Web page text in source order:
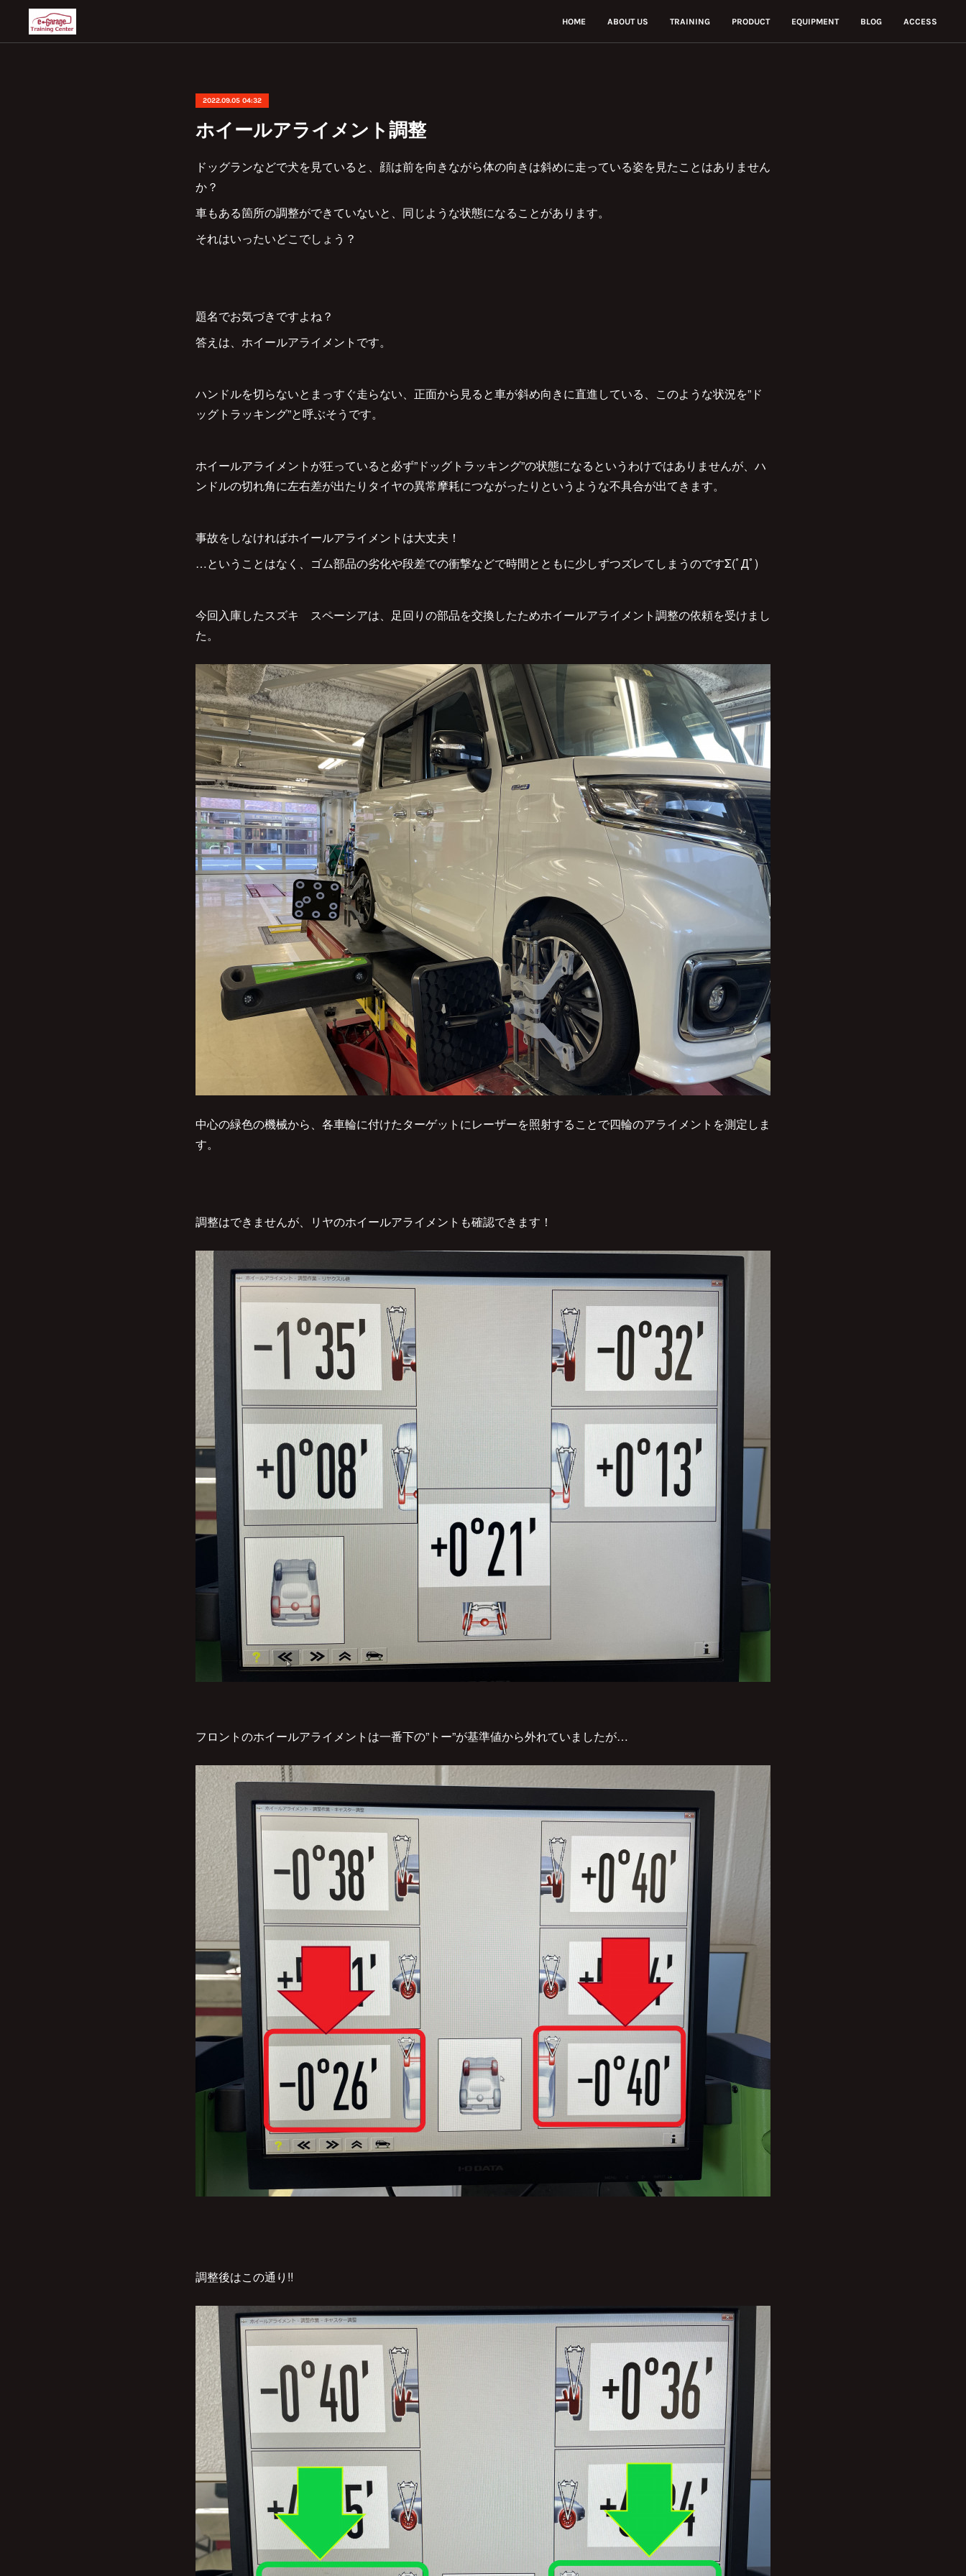
HOME ABOUT US TRAINING PRODUCT EQUIPMENT BLOG ACCESS
2022.09.05 04:32
ホイールアライメント調整
ドッグランなどで犬を見ていると、顔は前を向きながら体の向きは斜めに走っている姿を見たことはありません
か？
車もある箇所の調整ができていないと、同じような状態になることがあります。
それはいったいどこでしょう？
題名でお気づきですよね？
答えは、ホイールアライメントです。
ハンドルを切らないとまっすぐ走らない、正面から見ると車が斜め向きに直進している、このような状況を”ド
ッグトラッキング”と呼ぶそうです。
ホイールアライメントが狂っていると必ず”ドッグトラッキング”の状態になるというわけではありませんが、ハ
ンドルの切れ角に左右差が出たりタイヤの異常摩耗につながったりというような不具合が出てきます。
事故をしなければホイールアライメントは大丈夫！
…ということはなく、ゴム部品の劣化や段差での衝撃などで時間とともに少しずつズレてしまうのですΣ(ﾟДﾟ)
今回入庫したスズキ スペーシアは、足回りの部品を交換したためホイールアライメント調整の依頼を受けまし
た。
中心の緑色の機械から、各車輪に付けたターゲットにレーザーを照射することで四輪のアライメントを測定しま
す。
調整はできませんが、リヤのホイールアライメントも確認できます！
フロントのホイールアライメントは一番下の”トー”が基準値から外れていましたが…
調整後はこの通り!!